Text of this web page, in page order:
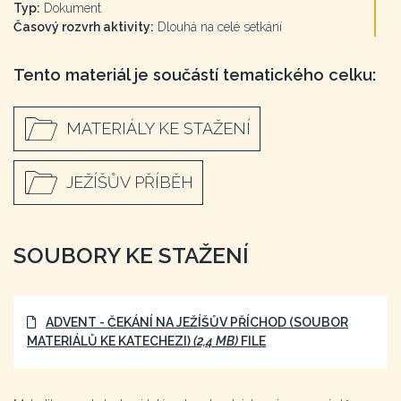
Typ: Dokument
Časový rozvrh aktivity: Dlouhá na celé setkání
Tento materiál je součástí tematického celku:
MATERIÁLY KE STAŽENÍ
JEŽÍŠŮV PŘÍBĚH
SOUBORY KE STAŽENÍ
ADVENT - ČEKÁNÍ NA JEŽÍŠŮV PŘÍCHOD (SOUBOR
MATERIÁLŮ KE KATECHEZI)(2,4 MB) FILE